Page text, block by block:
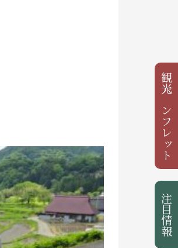
観光パンフレット
注目情報